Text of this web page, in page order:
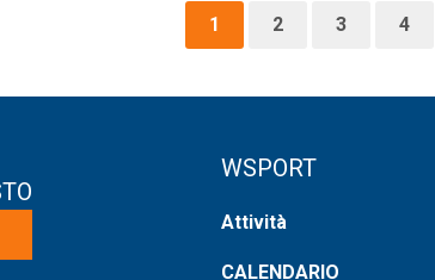
1 2 3 4
WSPORT
Attività
CALENDARIO